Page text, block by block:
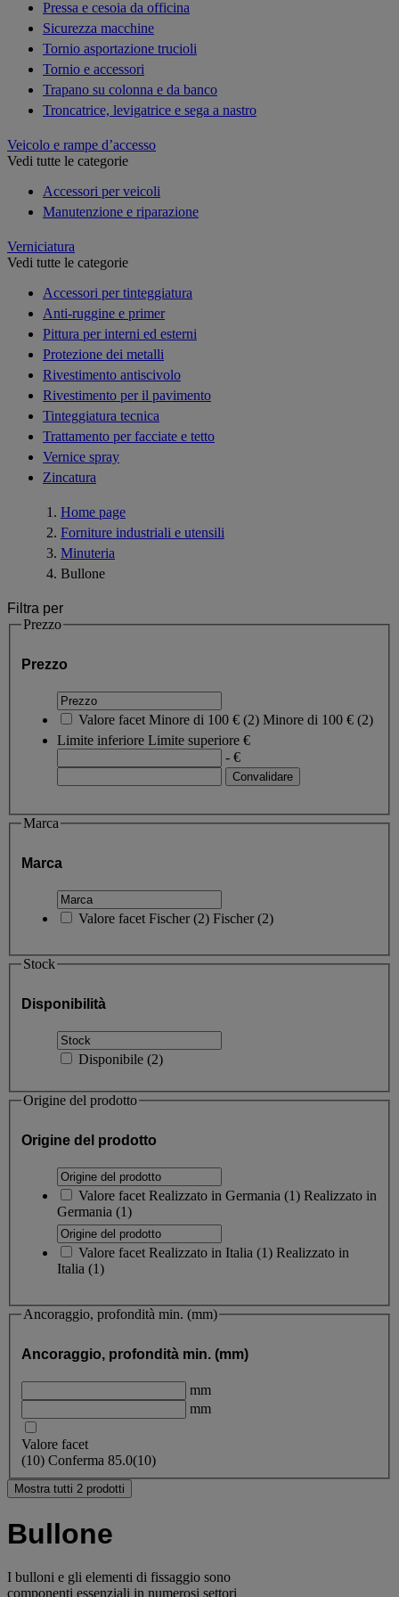
Pressa e cesoia da officina
Sicurezza macchine
Tornio asportazione trucioli
Tornio e accessori
Trapano su colonna e da banco
Troncatrice, levigatrice e sega a nastro
Veicolo e rampe d’accesso
Vedi tutte le categorie
Accessori per veicoli
Manutenzione e riparazione
Verniciatura
Vedi tutte le categorie
Accessori per tinteggiatura
Anti-ruggine e primer
Pittura per interni ed esterni
Protezione dei metalli
Rivestimento antiscivolo
Rivestimento per il pavimento
Tinteggiatura tecnica
Trattamento per facciate e tetto
Vernice spray
Zincatura
Home page
Forniture industriali e utensili
Minuteria
Bullone
Filtra per
Prezzo
Prezzo
Valore facet Minore di 100 € (2) Minore di 100 € (2)
Limite inferiore Limite superiore €
- €
Marca
Marca
Valore facet Fischer(2) Fischer(2)
Stock
Disponibilità
Disponibile (2)
Origine del prodotto
Origine del prodotto
Valore facet Realizzato in Germania (1) Realizzato in
Germania (1)
Valore facet Realizzato in Italia (1) Realizzato in
Italia (1)
Ancoraggio, profondità min. (mm)
Ancoraggio, profondità min. (mm)
mm
mm
Valore facet
(10) Conferma 85.0(10)
Mostra tutti 2 prodotti
Bullone
I bulloni e gli elementi di fissaggio sono
componenti essenziali in numerosi settori